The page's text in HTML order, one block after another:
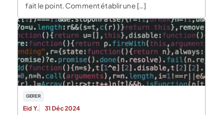
fait le point. Comment établir une […]
GERER
Eid Y. 31 Déc 2024